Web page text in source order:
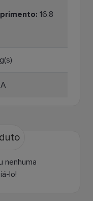
16.8
nenhuma
lo!